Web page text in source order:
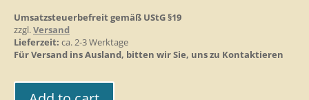
Umsatzsteuerbefreit gemäß UStG §19
zzgl.Versand
Lieferzeit: ca. 2-3 Werktage
Für Versand ins Ausland, bitten wir Sie, uns zu Kontaktieren